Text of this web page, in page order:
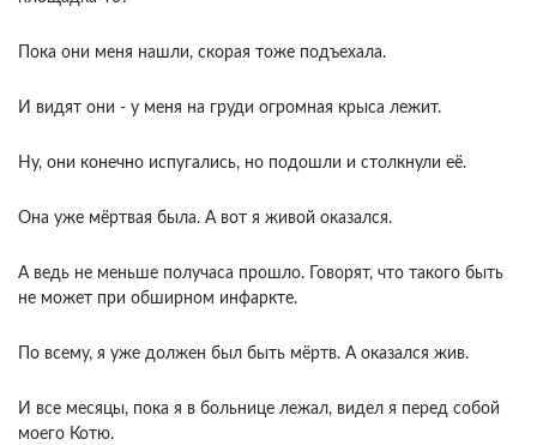
Пока они меня нашли, скорая тоже подъехала.
И видят они - у меня на груди огромная крыса лежит.
Ну, они конечно испугались, но подошли и столкнули её.
Она уже мёртвая была. А вот я живой оказался.
А ведь не меньше получаса прошло. Говорят, что такого быть
не может при обширном инфаркте.
По всему, я уже должен был быть мёртв. А оказался жив.
И все месяцы, пока я в больнице лежал, видел я перед собой
моего Котю.